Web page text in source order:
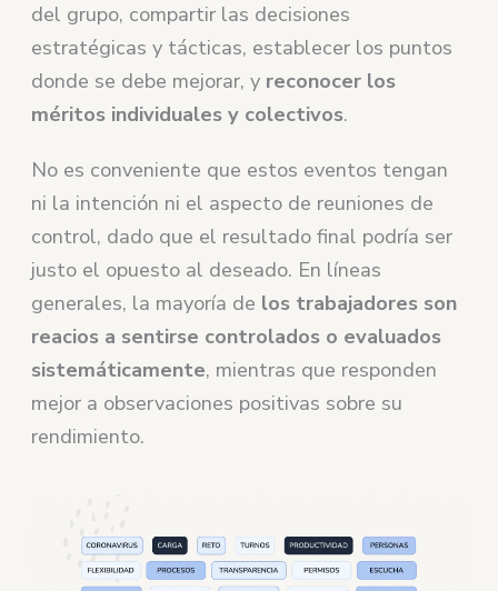
del grupo, compartir las decisiones
estratégicas y tácticas, establecer los puntos
donde se debe mejorar, y reconocer los
méritos individuales y colectivos.
No es conveniente que estos eventos tengan
ni la intención ni el aspecto de reuniones de
control, dado que el resultado final podría ser
justo el opuesto al deseado. En líneas
generales, la mayoría de los trabajadores son
reacios a sentirse controlados o evaluados
sistemáticamente, mientras que responden
mejor a observaciones positivas sobre su
rendimiento.